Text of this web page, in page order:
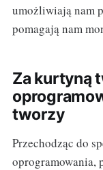
umożliwiają nam
pomagają nam
Za kurtyną
tworzy
Przechodząc do
oprogramowania,